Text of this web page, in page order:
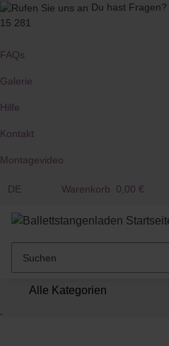
Du hast Fragen?
15 281
FAQs
Galerie
Hilfe
Kontakt
Montagevideo
DE Warenkorb 0,00 €
Alle Kategorien